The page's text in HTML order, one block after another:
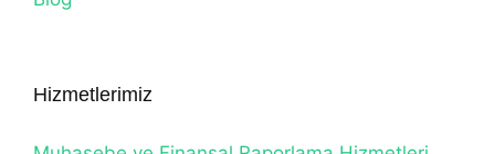
Hizmetlerimiz